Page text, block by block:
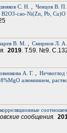
С. Н. , Ченцов В. П.
B2O3-cao-Ni(Zn, Pb,
В. М. , Смирнов Л. А.
2019. Т.59. №9.
А. Г. ,
алюминием,
сообщения.